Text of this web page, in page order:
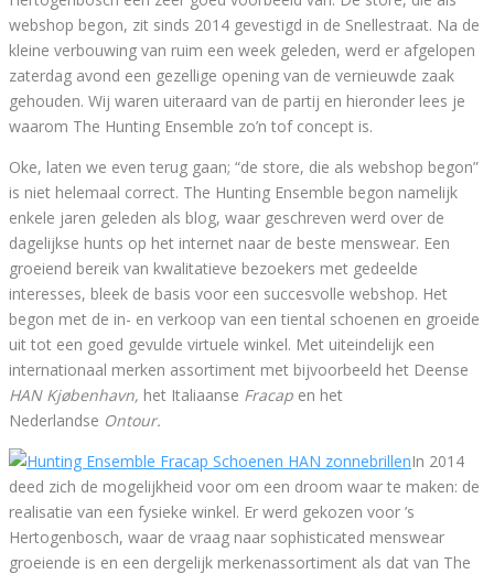
webshop begon, zit sinds 2014 gevestigd in de Snellestraat. Na de
kleine verbouwing van ruim een week geleden, werd er afgelopen
zaterdag avond een gezellige opening van de vernieuwde zaak
gehouden. Wij waren uiteraard van de partij en hieronder lees je
waarom The Hunting Ensemble zo’n tof concept is.
Oke, laten we even terug gaan; “de store, die als webshop begon”
is niet helemaal correct. The Hunting Ensemble begon namelijk
enkele jaren geleden als blog, waar geschreven werd over de
dagelijkse hunts op het internet naar de beste menswear. Een
groeiend bereik van kwalitatieve bezoekers met gedeelde
interesses, bleek de basis voor een succesvolle webshop. Het
begon met de in- en verkoop van een tiental schoenen en groeide
uit tot een goed gevulde virtuele winkel. Met uiteindelijk een
internationaal merken assortiment met bijvoorbeeld het Deense
HAN Kjøbenhavn, het Italiaanse Fracap en het
Nederlandse Ontour.
In 2014
deed zich de mogelijkheid voor om een droom waar te maken: de
realisatie van een fysieke winkel. Er werd gekozen voor ’s
Hertogenbosch, waar de vraag naar sophisticated menswear
groeiende is en een dergelijk merkenassortiment als dat van The